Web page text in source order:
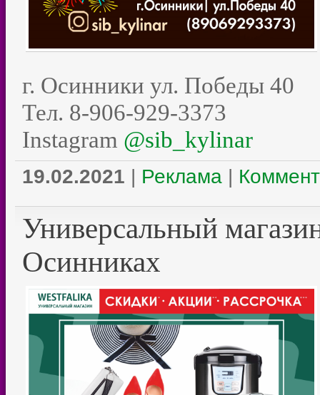
г. Осинники ул. Победы 40
Тел. 8-906-929-3373
Instagram @sib_kylinar
19.02.2021 | Реклама |
Универсальный
Осинниках